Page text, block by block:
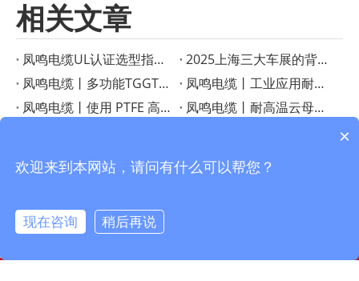
相关文章
凤鸣电缆UL认证选型指南：如何根据应用选择合适的高温线？
2025上海三大车展的背后——凤鸣电缆以高温黑科技赋能新能源与智能制造
凤鸣电缆丨多功能TGGT耐热线：高温应用的可靠解决方案
凤鸣电缆丨工业应用耐热电线指南
凤鸣电缆丨使用 PTFE 高温线增强性能
凤鸣电缆丨耐高温云母线，质量可靠，耐温500度
15358868788
info@fmcable.com
凤鸣公众号
×
欢迎来到本网站，请问有什么可以帮您？
现在咨询 稍后再说